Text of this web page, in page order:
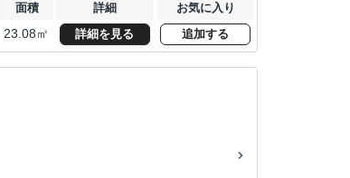
面積 詳細 お気に入り
23.08㎡ 詳細を見る 追加する